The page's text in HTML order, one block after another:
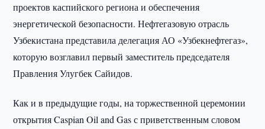
проектов каспийского региона и обеспечения
энергетической безопасности. Нефтегазовую отрасль
Узбекистана представила делегация АО «Узбекнефтегаз»,
которую возглавил первый заместитель председателя
Правления Улугбек Сайидов.
Как и в предыдущие годы, на торжественной церемонии
открытия Caspian Oil and Gas с приветственным словом